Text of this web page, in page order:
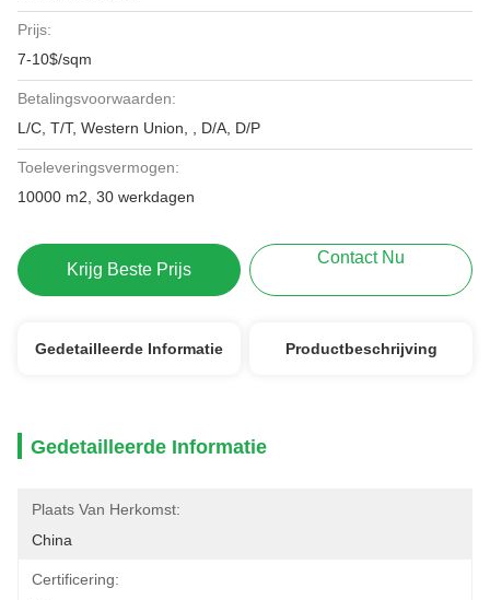
Prijs:
7-10$/sqm
Betalingsvoorwaarden:
L/C, T/T, Western Union, , D/A, D/P
Toeleveringsvermogen:
10000 m2, 30 werkdagen
Krijg Beste Prijs
Contact Nu
Gedetailleerde Informatie Productbeschrijving
Gedetailleerde Informatie
Plaats Van Herkomst:
China
Certificering: